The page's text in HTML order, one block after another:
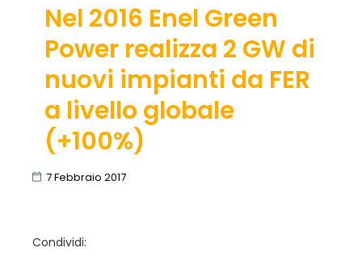
Nel 2016 Enel Green
Power realizza 2 GW di
nuovi impianti da FER
a livello globale
(+100%)
7 Febbraio 2017
Condividi: